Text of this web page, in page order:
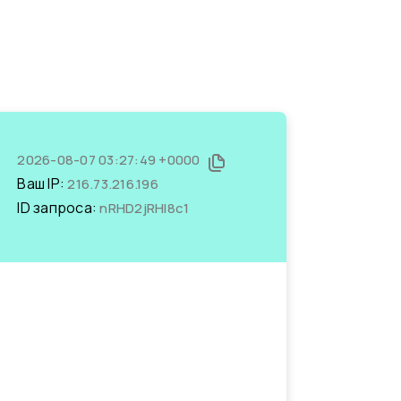
2026-08-07 03:27:49 +0000
Ваш IP:216.73.216.196
ID запроса:nRHD2jRHI8c1